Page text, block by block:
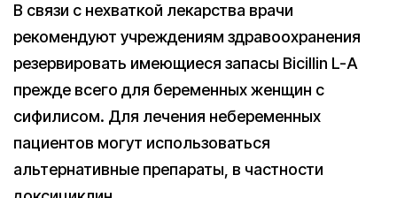
В связи с нехваткой лекарства врачи
рекомендуют учреждениям здравоохранения
резервировать имеющиеся запасы Bicillin L-A
прежде всего для беременных женщин с
сифилисом. Для лечения небеременных
пациентов могут использоваться
альтернативные препараты, в частности